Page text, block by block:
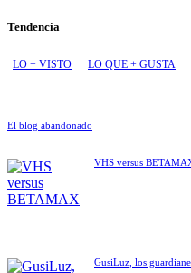
Tendencia
LO + VISTO LO QUE + GUSTA
El blog abandonado
VHS versus
GusiLuz, los